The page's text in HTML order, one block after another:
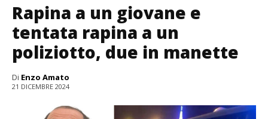
Rapina a un giovane e
tentata rapina a un
poliziotto, due in manette
Di Enzo Amato
21 DICEMBRE 2024